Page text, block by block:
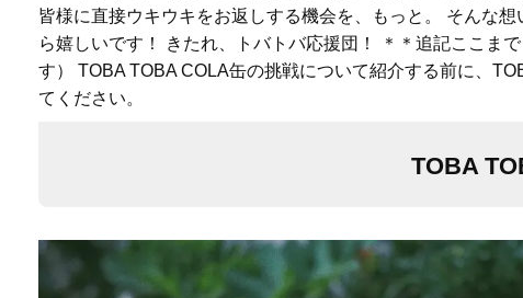
皆様に直接ウキウキをお返しする機会を、もっと。 そんな
ら嬉しいです！ きたれ、トバトバ応援団！ ＊＊追記ここま
す） TOBA TOBA COLA缶の挑戦について紹介する前に、
てください。
TOBA